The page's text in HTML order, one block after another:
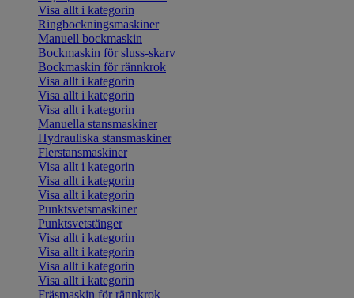
Visa allt i kategorin
Ringbockningsmaskiner
Manuell bockmaskin
Bockmaskin för sluss-skarv
Bockmaskin för rännkrok
Visa allt i kategorin
Visa allt i kategorin
Visa allt i kategorin
Manuella stansmaskiner
Hydrauliska stansmaskiner
Flerstansmaskiner
Visa allt i kategorin
Visa allt i kategorin
Visa allt i kategorin
Punktsvetsmaskiner
Punktsvetstänger
Visa allt i kategorin
Visa allt i kategorin
Visa allt i kategorin
Visa allt i kategorin
Fräsmaskin för rännkrok